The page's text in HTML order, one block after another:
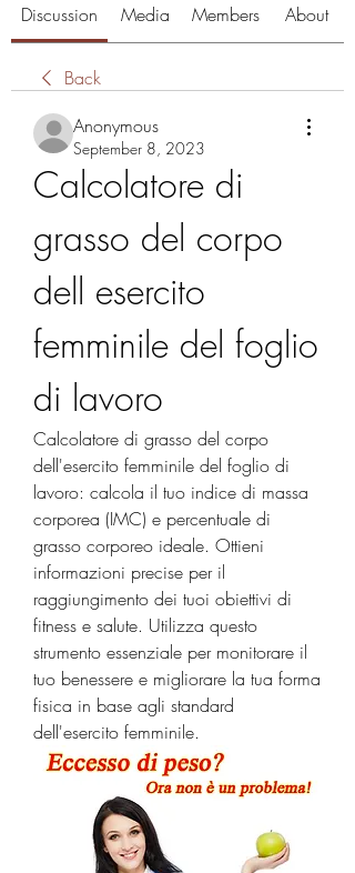
Discussion Media Members About
Back
Anonymous
September 8, 2023
Calcolatore di
grasso del corpo
dell esercito
femminile del foglio
di lavoro
Calcolatore di grasso del corpo
dell'esercito femminile del foglio di
lavoro: calcola il tuo indice di massa
corporea (IMC) e percentuale di
grasso corporeo ideale. Ottieni
informazioni precise per il
raggiungimento dei tuoi obiettivi di
fitness e salute. Utilizza questo
strumento essenziale per monitorare il
tuo benessere e migliorare la tua forma
fisica in base agli standard
dell'esercito femminile.